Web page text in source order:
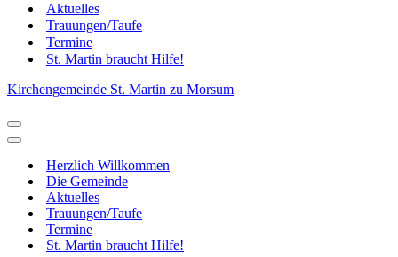
Aktuelles
Trauungen/Taufe
Termine
St. Martin braucht Hilfe!
Kirchengemeinde St. Martin zu Morsum
Navigations-
Menü
Navigations-
Herzlich Willkommen
Die Gemeinde
Aktuelles
Trauungen/Taufe
Termine
St. Martin braucht Hilfe!